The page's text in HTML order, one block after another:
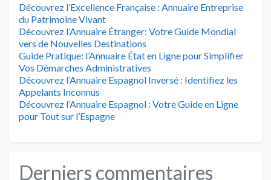
Découvrez l’Excellence Française : Annuaire Entreprise
du Patrimoine Vivant
Découvrez l’Annuaire Étranger: Votre Guide Mondial
vers de Nouvelles Destinations
Guide Pratique: l’Annuaire État en Ligne pour Simplifier
Vos Démarches Administratives
Découvrez l’Annuaire Espagnol Inversé : Identifiez les
Appelants Inconnus
Découvrez l’Annuaire Espagnol : Votre Guide en Ligne
pour Tout sur l’Espagne
Derniers commentaires